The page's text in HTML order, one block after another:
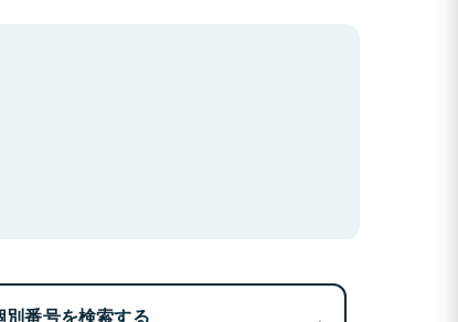
別番号を検索する